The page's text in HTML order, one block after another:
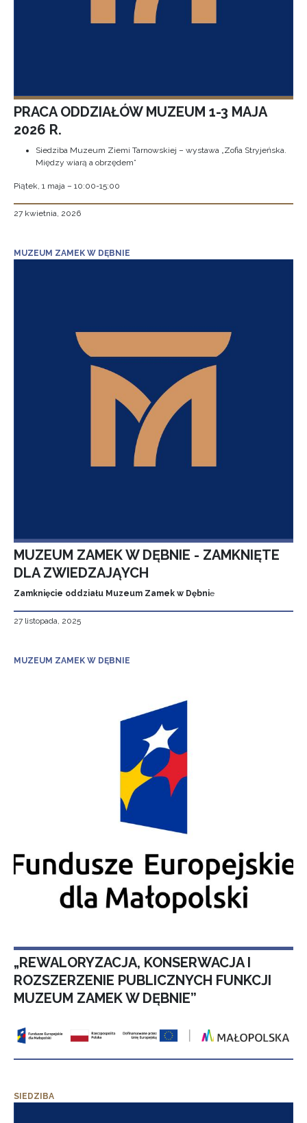
PRACA ODDZIAŁÓW MUZEUM 1-3 MAJA
2026 R.
Siedziba Muzeum Ziemi Tarnowskiej – wystawa „Zofia Stryjeńska.
Między wiarą a obrzędem”
Piątek, 1 maja – 10:00-15:00
27 kwietnia, 2026
MUZEUM ZAMEK W DĘBNIE
MUZEUM ZAMEK W DĘBNIE - ZAMKNIĘTE
DLA ZWIEDZAJĄYCH
Zamknięcie oddziału Muzeum Zamek w Dębnie
27 listopada, 2025
MUZEUM ZAMEK W DĘBNIE
„REWALORYZACJA, KONSERWACJA I
ROZSZERZENIE PUBLICZNYCH FUNKCJI
MUZEUM ZAMEK W DĘBNIE”
SIEDZIBA